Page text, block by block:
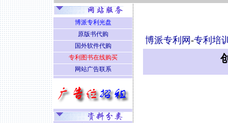
博派专利网 -专利培
博派专利光盘
原版书代购
国外软件代购
专利图书在线购买
网站广告联系